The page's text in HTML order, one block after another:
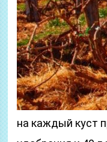
на каждый куст